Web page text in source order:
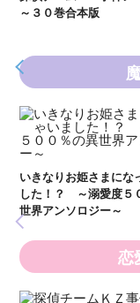
～４０巻合本版
コ、バイトデビューす
恋